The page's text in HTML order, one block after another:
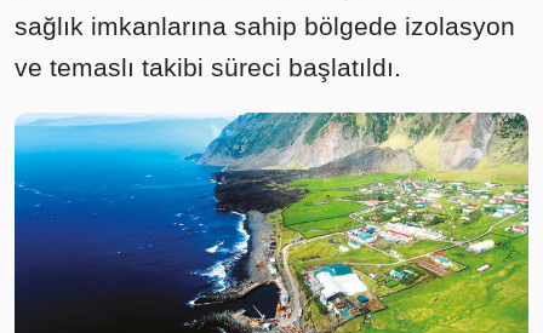
sağlık imkanlarına sahip bölgede izolasyon
ve temaslı takibi süreci başlatıldı.